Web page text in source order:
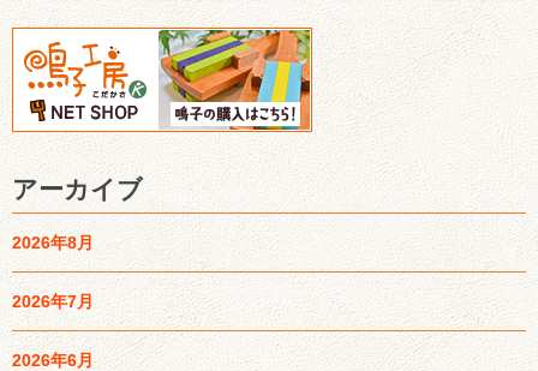
アーカイブ
2026年8月
2026年7月
2026年6月